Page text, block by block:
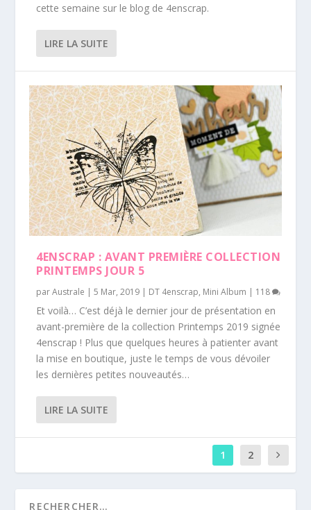
cette semaine sur le blog de 4enscrap.
LIRE LA SUITE
4ENSCRAP : AVANT PREMIÈRE COLLECTION
PRINTEMPS JOUR 5
parAustrale |5 Mar, 2019 | DT 4enscrap, Mini Album | 118
Et voilà… C’est déjà le dernier jour de présentation en
avant-première de la collection Printemps 2019 signée
4enscrap ! Plus que quelques heures à patienter avant
la mise en boutique, juste le temps de vous dévoiler
les dernières petites nouveautés…
LIRE LA SUITE
1 2